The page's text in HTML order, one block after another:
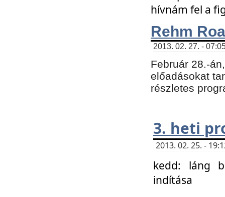
hívnám fel a
Rehm
2013. 02. 27. -
Február 28.-
előadásokat
részletes
3. heti
2013. 02. 25. -
kedd: láng
indítása